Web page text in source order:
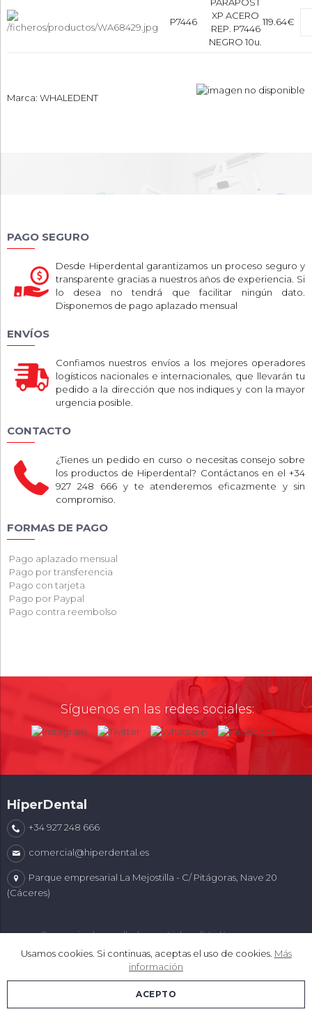
Usamos cookies. Si continuas, aceptas el uso de cookies. Más
información
ACEPTO
P7446
XP ACERO
REP. P7446
NEGRO 10u.
119.64€
Marca: WHALEDENT
PAGO SEGURO
Desde Hiperdental garantizamos un proceso seguro y
transparente gracias a nuestros años de experiencia. Si
lo desea no tendrá que facilitar ningún dato.
Disponemos de pago aplazado mensual
ENVÍOS
Confiamos nuestros envíos a los mejores operadores
logísticos nacionales e internacionales, que llevarán tu
pedido a la dirección que nos indiques y con la mayor
urgencia posible.
CONTACTO
¿Tienes un pedido en curso o necesitas consejo sobre
los productos de Hiperdental? Contáctanos en el +34
927 248 666 y te atenderemos eficazmente y sin
compromiso.
FORMAS DE PAGO
Pago aplazado mensual
Pago por transferencia
Pago con tarjeta
Pago por Paypal
Pago contra reembolso
Síguenos en las redes sociales:
HiperDental
+34 927 248 666
comercial@hiperdental.es
Parque empresarial La Mejostilla - C/ Pitágoras, Nave 20
(Cáceres)
Comercio desarrollado conLinkasoft LeKommerce